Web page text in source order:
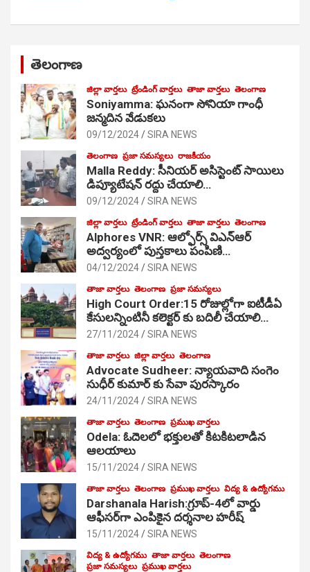
తెలంగాణ
జిల్లా వార్తలు ట్రేండింగ్ వార్తలు తాజా వార్తలు తెలంగాణ
Soniyamma: ఘ‌నంగా సోనియా గాంధీ
జ‌న్మ‌దిన వేడుక‌లు
09/12/2024 SIRA NEWS
తెలంగాణ ప్రజా సమస్యలు రాజకీయం
Malla Reddy: సీనియర్ అసిస్టెంట్ సాయిలు
డిప్యూటేషన్ రద్దు చేయాలి…
09/12/2024 SIRA NEWS
జిల్లా వార్తలు ట్రేండింగ్ వార్తలు తాజా వార్తలు తెలంగాణ
Alphores VNR: ఆల్ఫోర్స్ విఎన్ఆర్
అద్వర్యంలో పుస్తకాలు పంపిణి…
04/12/2024 SIRA NEWS
తాజా వార్తలు తెలంగాణ ప్రజా సమస్యలు
High Court Order:15 రోజుల్లోగా ఐటీడీఏ
కేసులన్నింటినీ కలెక్టర్ కు బదిలీ చేయాలి…
27/11/2024 SIRA NEWS
తాజా వార్తలు జిల్లా వార్తలు తెలంగాణ
Advocate Sudheer: న్యాయవాది సంగెం
సుధీర్ కుమార్ కు సేవా పురస్కారం
24/11/2024 SIRA NEWS
తాజా వార్తలు తెలంగాణ ప్రముఖ వార్తలు
Odela: ఓదెల‌లో భక్తులతో కిటకిటలాడిన
ఆల‌యాలు
15/11/2024 SIRA NEWS
తాజా వార్తలు తెలంగాణ ప్రముఖ వార్తలు విద్య & ఉద్యోగము
Darshanala Harish:గ్రూప్-4లో వార్డు
ఆఫీసర్‌గా ఎంపికైన దర్శనాల హరీష్
15/11/2024 SIRA NEWS
విద్య & ఉద్యోగము తాజా వార్తలు తెలంగాణ
ప్రజా సమస్యలు ప్రముఖ వార్తలు